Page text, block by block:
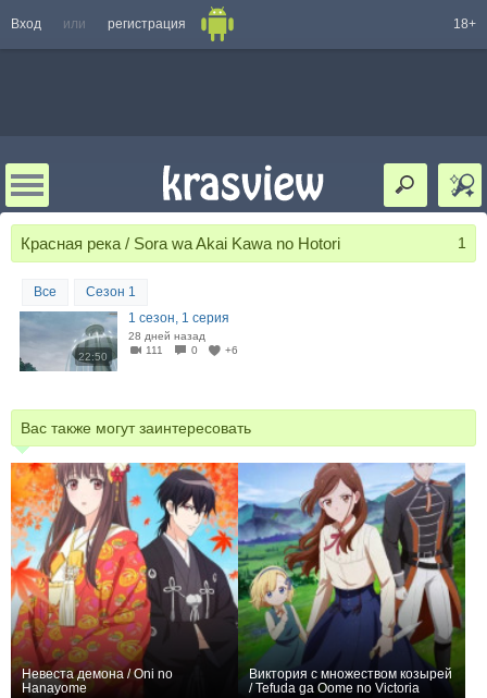
Вход или регистрация 18+
Красная река / Sora wa Akai Kawa no Hotori 1
Все Сезон 1
22:50
1 сезон, 1 серия
28 дней назад
111
0 +6
Вас также могут заинтересовать
Невеста демона / Oni no
Hanayome
Виктория с множеством козырей
/ Tefuda ga Oome no Victoria